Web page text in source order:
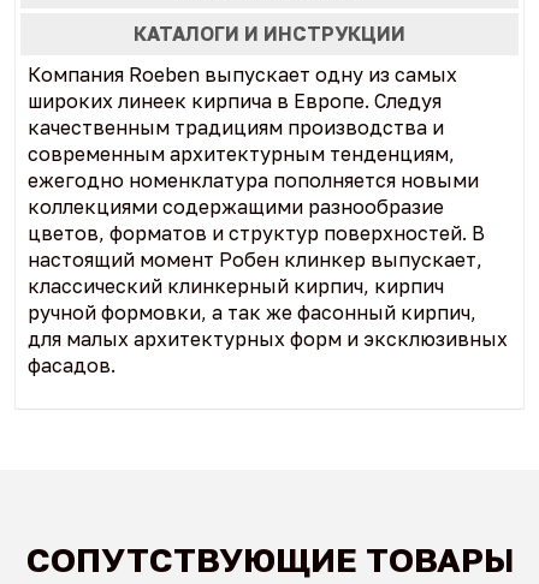
КАТАЛОГИ И ИНСТРУКЦИИ
Компания Roeben выпускает одну из самых
широких линеек кирпича в Европе. Следуя
качественным традициям производства и
современным архитектурным тенденциям,
ежегодно номенклатура пополняется новыми
коллекциями содержащими разнообразие
цветов, форматов и структур поверхностей. В
настоящий момент Робен клинкер выпускает,
классический клинкерный кирпич, кирпич
ручной формовки, а так же фасонный кирпич,
для малых архитектурных форм и эксклюзивных
фасадов.
СОПУТСТВУЮЩИЕ ТОВАРЫ